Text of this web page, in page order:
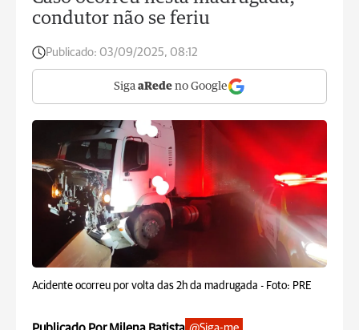
condutor não se feriu
Publicado: 03/09/2025, 08:12
Siga aRede no Google
Acidente ocorreu por volta das 2h da madrugada - Foto: PRE